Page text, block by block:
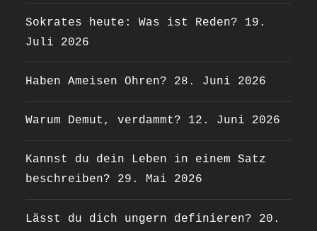
Sokrates heute: Was ist Reden?
19.
Juli 2026
Haben Ameisen Ohren? 28. Juni 2026
Warum Demut, verdammt? 12. Juni 2026
Kannst du dein Leben in einem Satz
beschreiben?
29. Mai 2026
Lässt du dich ungern definieren?
20.